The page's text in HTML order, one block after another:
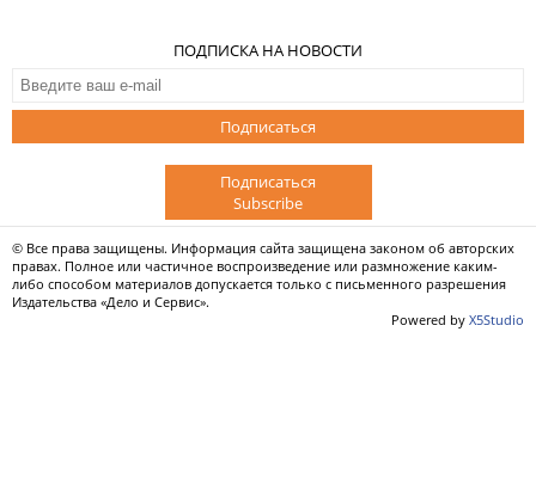
ПОДПИСКА НА НОВОСТИ
Подписаться
Подписаться
Subscribe
© Все права защищены. Информация сайта защищена законом об авторских
правах. Полное или частичное воспроизведение или размножение каким-
либо способом материалов допускается только с письменного разрешения
Издательства «Дело и Сервис».
Powered by X5Studio